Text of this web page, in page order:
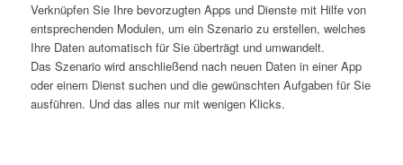
Verknüpfen Sie Ihre bevorzugten Apps und Dienste mit Hilfe von
entsprechenden Modulen, um ein Szenario zu erstellen, welches
Ihre Daten automatisch für Sie überträgt und umwandelt.
Das Szenariowird anschließend nach neuen Daten in einer App
oder einem Dienst suchen und die gewünschten Aufgaben für Sie
ausführen. Und das alles nur mit wenigen Klicks.